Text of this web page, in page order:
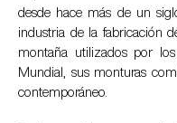
desde hace más de un
industria de la fabricación
montaña utilizados por
Mundial, sus monturas
contemporáneo.